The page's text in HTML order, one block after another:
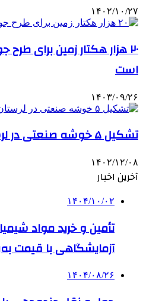
۱۴۰۲/۱۰/۲۷
۲۰ هزار هکتار زمین برای
است
۱۴۰۳/۰۹/۲۶
تشکیل ۵ خوشه صنعتی در لرستان
۱۴۰۲/۱۲/۰۸
آخرین اخبار
۱۴۰۴/۱۰/۰۲
تأمین و خرید مواد
آزمایشگاهی با قیمت
۱۴۰۴/۰۸/۲۶